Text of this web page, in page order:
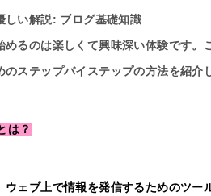
しい解説: ブログ基礎知識
めるのは楽しくて興味深い体験です
のステップバイステップの方法を紹介
は？
ウェブ上で情報を発信するためのツ